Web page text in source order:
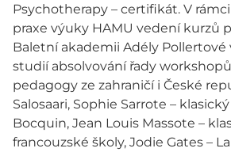
Psychotherapy – certifikát. V
praxe výuky HAMU vedení kurzů
Baletní akademii Adély Pollertové
studií absolvování řady
pedagogy ze zahraničí i České
Salosaari, Sophie Sarrote –
Bocquin, Jean Louis Massote –
francouzské školy, Jodie Gates –